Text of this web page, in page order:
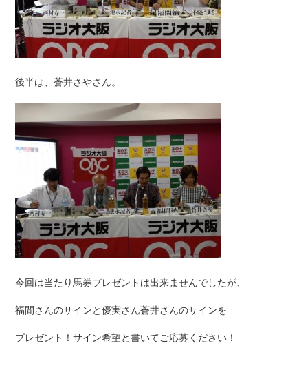
後半は、蒼井さやさん。
今回は当たり馬券プレゼントは出来ませんでしたが、
福間さんのサインと優実さん蒼井さんのサインを
プレゼント！サイン希望と書いてご応募ください！